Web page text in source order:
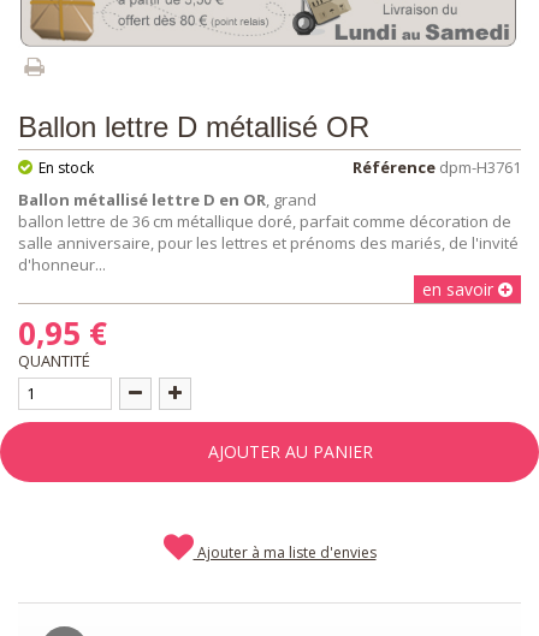
Ballon lettre D métallisé OR
Référence dpm-H3761
En stock
Ballon métallisé lettre D en OR , grand
ballon lettre de 36 cm métallique doré, parfait comme décoration de
salle anniversaire, pour les lettres et prénoms des mariés, de l'invité
d'honneur...
en savoir
0,95 €
QUANTITÉ
AJOUTER AU PANIER
Ajouter à ma liste d'envies